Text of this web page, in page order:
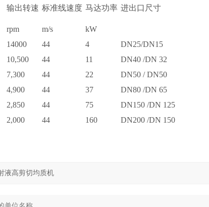
输出转速 标准线速度 马达功率 进出口尺寸
rpm m/s
kW
14000 44 4
DN25/DN15
10,500 44 11
DN40 /DN 32
7,300 44 22
DN50 / DN50
4,900 44 37
DN80 /DN 65
2,850 44 75
DN150 /DN 125
2,000 44 160 DN200 /DN 150